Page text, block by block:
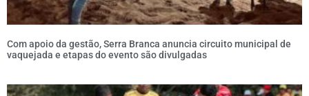
Com apoio da gestão, Serra Branca anuncia circuito municipal de
vaquejada e etapas do evento são divulgadas